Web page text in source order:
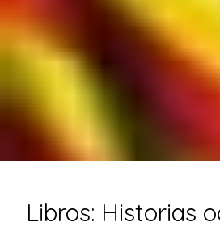
Libros: Historias